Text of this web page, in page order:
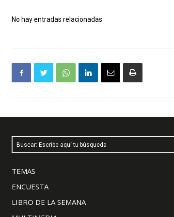
No hay entradas relacionadas
Buscar: Escribe aquí tu búsqueda
TEMAS
ENCUESTA
LIBRO DE LA SEMANA